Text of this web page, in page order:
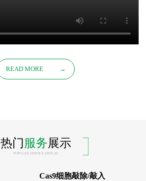
READ MORE →
热门服务展示
POPULAR SERVICE DISPLAY
Cas9细胞敲除/敲入